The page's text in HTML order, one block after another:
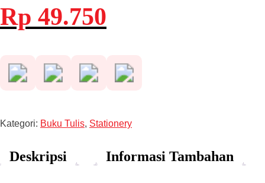
Harga
aslinya
adalah:
Rp 49.750ini
Kategori: Buku Tulis, Stationery
Deskripsi Informasi Tambahan